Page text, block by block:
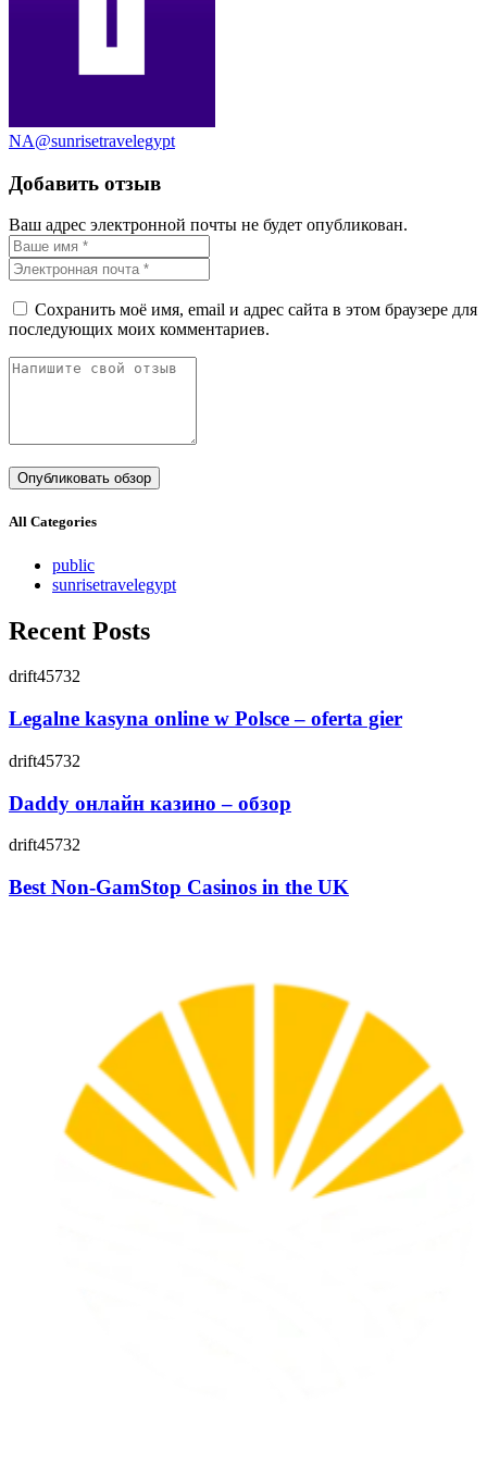
NA@sunrisetravelegypt
Добавить отзыв
Ваш адрес электронной почты не будет опубликован.
Сохранить моё имя, email и адрес сайта в этом браузере для
последующих моих комментариев.
All Categories
public
sunrisetravelegypt
Recent Posts
drift45732
Legalne kasyna online w Polsce – oferta gier
drift45732
Daddy онлайн казино – обзор
drift45732
Best Non-GamStop Casinos in the UK